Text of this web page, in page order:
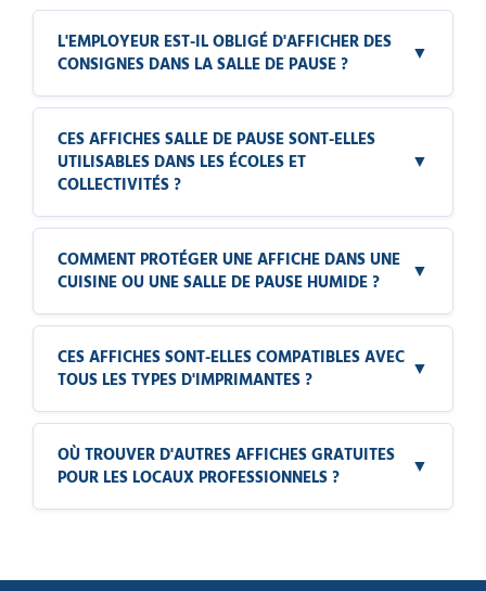
L'EMPLOYEUR EST-IL OBLIGÉ D'AFFICHER DES
CONSIGNES DANS LA SALLE DE PAUSE ?
▼
CES AFFICHES SALLE DE PAUSE SONT-ELLES
UTILISABLES DANS LES ÉCOLES ET
COLLECTIVITÉS ?
▼
COMMENT PROTÉGER UNE AFFICHE DANS UNE
CUISINE OU UNE SALLE DE PAUSE HUMIDE ?
▼
CES AFFICHES SONT-ELLES COMPATIBLES AVEC
TOUS LES TYPES D'IMPRIMANTES ?
▼
OÙ TROUVER D'AUTRES AFFICHES GRATUITES
POUR LES LOCAUX PROFESSIONNELS ?
▼